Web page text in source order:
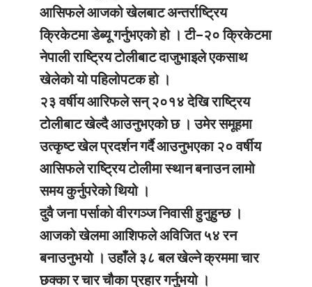
आसिफले आजको खेलबाट अन्तर्राष्ट्रिय
क्रिकेटमा डेब्यू गर्नुभएको हो । टी–२० क्रिकेटमा
नेपाली राष्ट्रिय टोलीबाट दाजुभाइले एकसाथ
खेलेको यो पहिलोपटक हो ।
२३ वर्षीय आरिफले सन् २०१४ देखि राष्ट्रिय
टोलीबाट खेल्दै आउनुभएको छ । उमेर समूहमा
उत्कृष्ट खेल प्रदर्शन गर्दै आउनुभएका २० वर्षीय
आसिफले राष्ट्रिय टोलीमा स्थान बनाउन लामो
समय कुर्नुपरेको थियो ।
दुवै जना पर्साको वीरगञ्ज निवासी हुनुहुन्छ ।
आजको खेलमा आशिफले अविजित ५४ रन
बनाउनुभयो । उहाँले ३८ बल खेल्ने क्रममा चार
छक्का र चार चौका प्रहार गर्नुभयो ।